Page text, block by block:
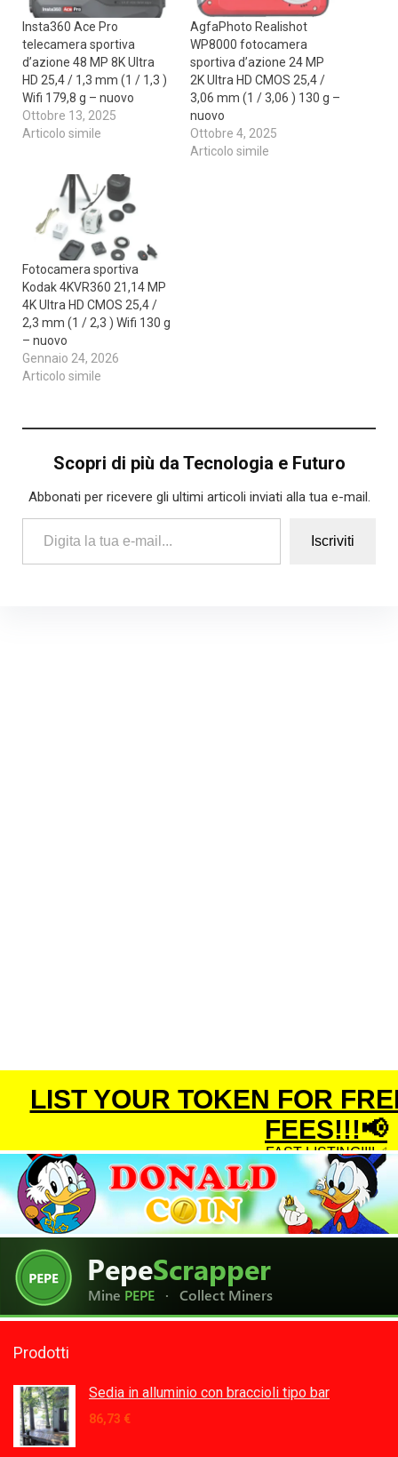
Insta360 Ace Pro
telecamera sportiva
d’azione 48 MP 8K Ultra
HD 25,4 / 1,3 mm (1 / 1,3 )
Wifi 179,8 g – nuovo
Ottobre 13, 2025
Articolo simile
AgfaPhoto Realishot
WP8000 fotocamera
sportiva d’azione 24 MP
2K Ultra HD CMOS 25,4 /
3,06 mm (1 / 3,06 ) 130 g –
nuovo
Ottobre 4, 2025
Articolo simile
Fotocamera sportiva
Kodak 4KVR360 21,14 MP
4K Ultra HD CMOS 25,4 /
2,3 mm (1 / 2,3 ) Wifi 130 g
– nuovo
Gennaio 24, 2026
Articolo simile
Scopri di più da Tecnologia e Futuro
Abbonati per ricevere gli ultimi articoli inviati alla tua e-mail.
Digita la tua e-mail...
Iscriviti
Prodotti
Sedia in alluminio con braccioli tipo bar
86,73 €